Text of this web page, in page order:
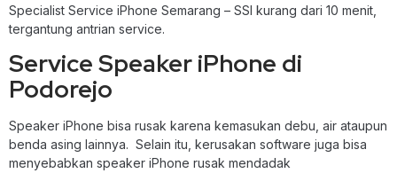
Specialist Service iPhone Semarang – SSI kurang dari 10 menit,
tergantung antrian service.
Service Speaker iPhone di
Podorejo
Speaker iPhone bisa rusak karena kemasukan debu, air ataupun
benda asing lainnya. Selain itu, kerusakan software juga bisa
menyebabkan speaker iPhone rusak mendadak